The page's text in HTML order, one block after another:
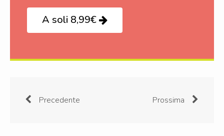
A soli 8,99€
Precedente Prossima